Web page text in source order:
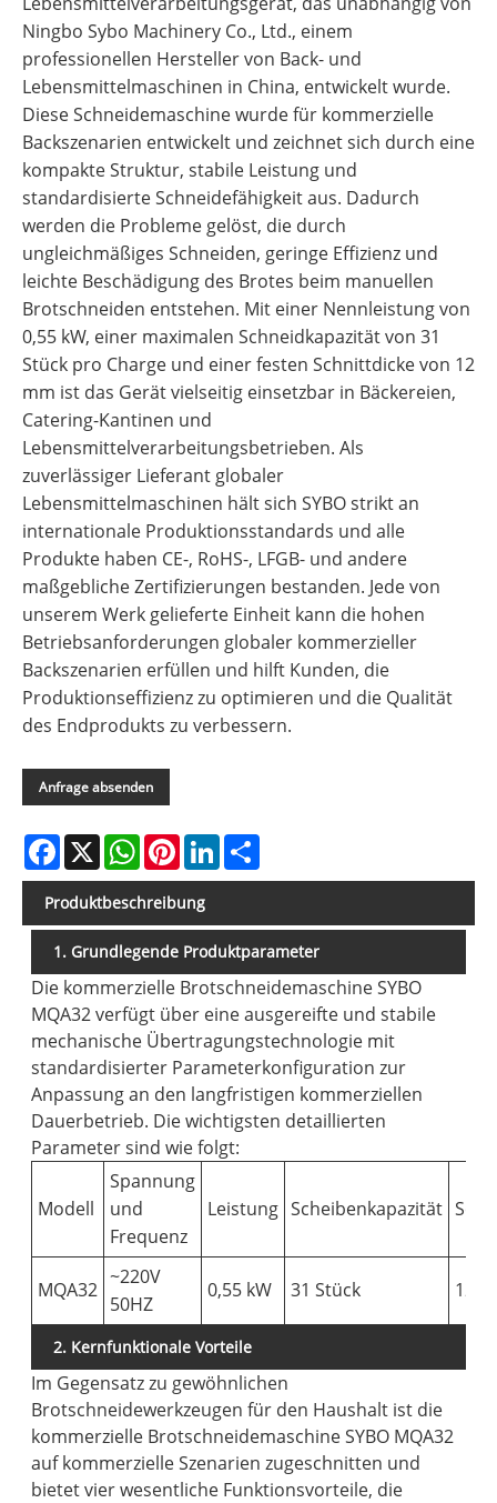
Ningbo Sybo Machinery Co., Ltd., einem
professionellen Hersteller von Back- und
Lebensmittelmaschinen in China, entwickelt wurde.
Diese Schneidemaschine wurde für kommerzielle
Backszenarien entwickelt und zeichnet sich durch eine
kompakte Struktur, stabile Leistung und
standardisierte Schneidefähigkeit aus. Dadurch
werden die Probleme gelöst, die durch
ungleichmäßiges Schneiden, geringe Effizienz und
leichte Beschädigung des Brotes beim manuellen
Brotschneiden entstehen. Mit einer Nennleistung von
0,55 kW, einer maximalen Schneidkapazität von 31
Stück pro Charge und einer festen Schnittdicke von 12
mm ist das Gerät vielseitig einsetzbar in Bäckereien,
Catering-Kantinen und
Lebensmittelverarbeitungsbetrieben. Als
zuverlässiger Lieferant globaler
Lebensmittelmaschinen hält sich SYBO strikt an
internationale Produktionsstandards und alle
Produkte haben CE-, RoHS-, LFGB- und andere
maßgebliche Zertifizierungen bestanden. Jede von
unserem Werk gelieferte Einheit kann die hohen
Betriebsanforderungen globaler kommerzieller
Backszenarien erfüllen und hilft Kunden, die
Produktionseffizienz zu optimieren und die Qualität
des Endprodukts zu verbessern.
Anfrage absenden
Facebook
X WhatsAppPinterestLinkedIn
Produktbeschreibung
1. Grundlegende Produktparameter
Die kommerzielle Brotschneidemaschine SYBO
MQA32 verfügt über eine ausgereifte und stabile
mechanische Übertragungstechnologie mit
standardisierter Parameterkonfiguration zur
Anpassung an den langfristigen kommerziellen
Dauerbetrieb. Die wichtigsten detaillierten
Parameter sind wie folgt:
Modell
Spannung
und
Frequenz
Leistung Scheibenkapazität
MQA32
~220V
50HZ
0,55 kW 31 Stück
2. Kernfunktionale Vorteile
Im Gegensatz zu gewöhnlichen
Brotschneidewerkzeugen für den Haushalt ist die
kommerzielle Brotschneidemaschine SYBO MQA32
auf kommerzielle Szenarien zugeschnitten und
bietet vier wesentliche Funktionsvorteile, die